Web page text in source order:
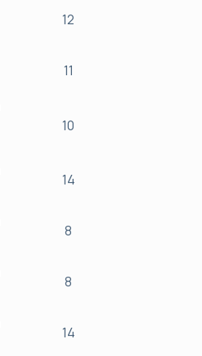
12
11
10
14
8
8
14